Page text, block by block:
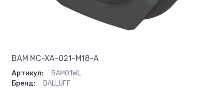
BAM MC-XA-021-M18-A
Артикул:
BAM01WL
Бренд:
BALLUFF